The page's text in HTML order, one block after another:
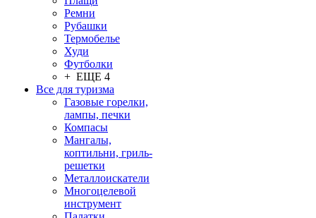
Ремни
Рубашки
Термобелье
Худи
Футболки
+ ЕЩЕ 4
Все для туризма
Газовые горелки,
лампы, печки
Компасы
Мангалы,
коптильни, гриль-
решетки
Металлоискатели
Многоцелевой
инструмент